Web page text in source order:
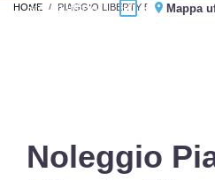
HOME PIAGGIO LIBERTY 50C.C
Stesso ufficio Mappa
Noleggio